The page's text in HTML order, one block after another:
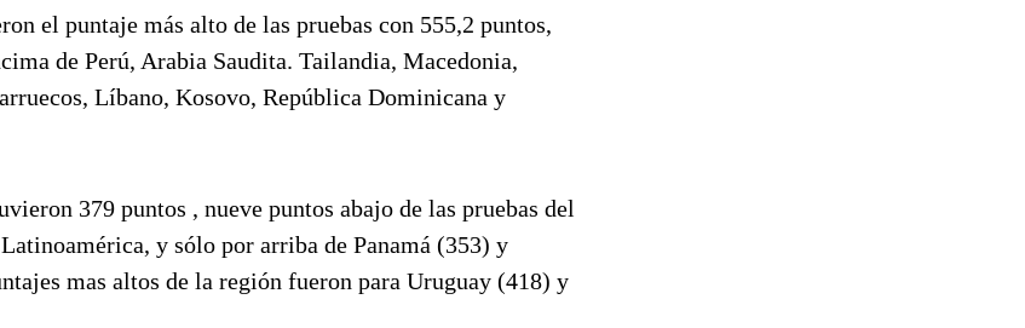
el puntaje más alto de las pruebas con 555,2 puntos,
de Perú, Arabia Saudita. Tailandia, Macedonia,
Líbano, Kosovo, República Dominicana y
379 puntos , nueve puntos abajo de las pruebas del
y sólo por arriba de Panamá (353) y
mas altos de la región fueron para Uruguay (418) y